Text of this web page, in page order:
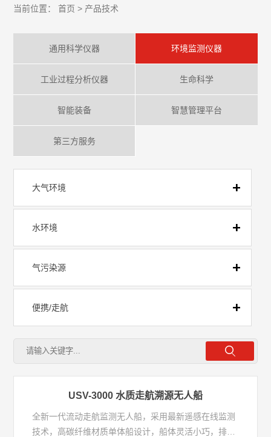
当前位置： 首页 > 产品技术
通用科学仪器 环境监测仪器
工业过程分析仪器 生命科学
智能装备 智慧管理平台
第三方服务
大气环境
水环境
气污染源
便携/走航
- 便携应急执法
- 走航监测船
USV-3000 水质走航溯源无人船
全新一代流动走航监测无人船，采用最新遥感在线监测
技术，高碳纤维材质单体船设计，船体灵活小巧，排水